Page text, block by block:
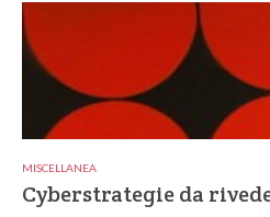
MISCELLANEA
Cyberstrategie da